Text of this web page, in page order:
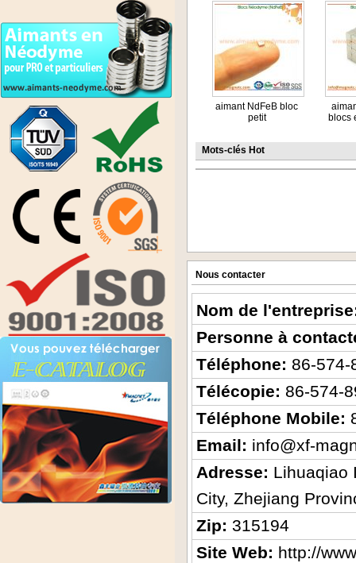
aimant NdFeB bloc
petit
blocs
Mots-clés Hot
Nous contacter
Nom de
Personne à
Téléphone: 86-574-
Télécopie: 86-574-
Téléphone Mobile:
Email: info@xf-
Adresse: Lihuaqiao
City, Zhejiang
Zip: 315194
Site Web: http://